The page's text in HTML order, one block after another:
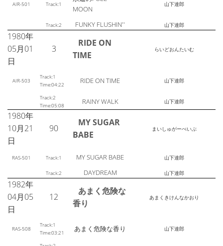
AIR-501 Track:1
MOON
山下達郎
Track:2 FUNKY FLUSHIN'' 山下達郎
1980年
05月01
日
3
RIDE ON
TIME
らいどおんたいむ
AIR-503
Track:1
Time:04:22
RIDE ON TIME 山下達郎
Track:2
Time:05:08
RAINY WALK 山下達郎
1980年
10月21
日
90
MY SUGAR
BABE
まいしゅがーべいぶ
RAS-501 Track:1 MY SUGAR BABE 山下達郎
Track:2 DAYDREAM 山下達郎
1982年
04月05
日
12
あまく危険な
香り
あまくきけんなかおり
RAS-508
Track:1
Time:03:21
あまく危険な香り 山下達郎